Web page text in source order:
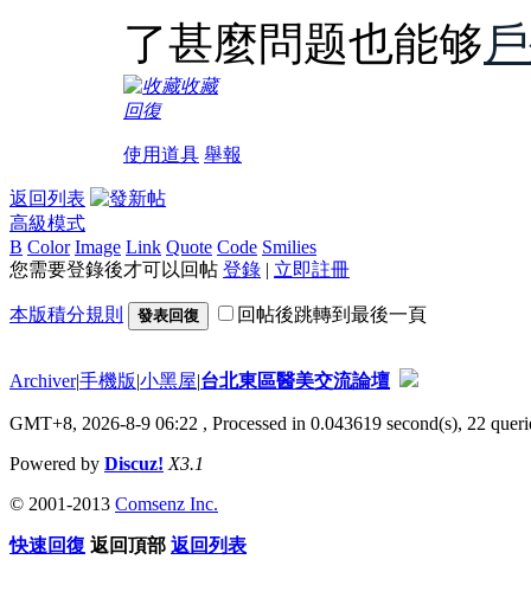
了甚麼問题也能够
收藏
回復
使用道具 舉報
返回列表
高級模式
B Color Image Link Quote Code Smilies
您需要登錄後才可以回帖 登錄 | 立即註冊
本版積分規則 發表回復 回帖後跳轉到最後一頁
Archiver|手機版|小黑屋|台北東區醫美交流論壇
GMT+8, 2026-8-9 06:22 , Processed in 0.043619 second(s), 22
Powered by Discuz! X3.1
© 2001-2013 Comsenz Inc.
快速回復 返回頂部 返回列表